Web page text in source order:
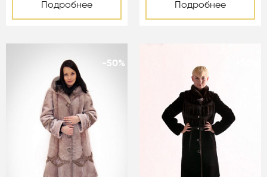
Подробнее Подробнее
-50%